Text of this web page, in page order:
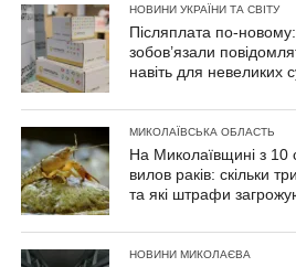
НОВИНИ УКРАЇНИ ТА СВІТУ
Післяплата по-новому:
зобов’язали
навіть для невеликих
МИКОЛАЇВСЬКА ОБЛАСТЬ
На Миколаївщині з 10
вилов раків: скільки
та які штрафи
НОВИНИ МИКОЛАЄВА